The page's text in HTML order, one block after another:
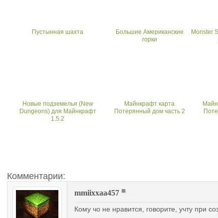
Пустынная шахта
Большие Американские
горки
Monster
Новые подземелья (New
Dungeons) для Майнкрафт
1.5.2
Майнкрафт карта
Потерянный дом часть 2
Комментарии:
mmiixxaa457
Кому чо не нравится, говорите, учту при